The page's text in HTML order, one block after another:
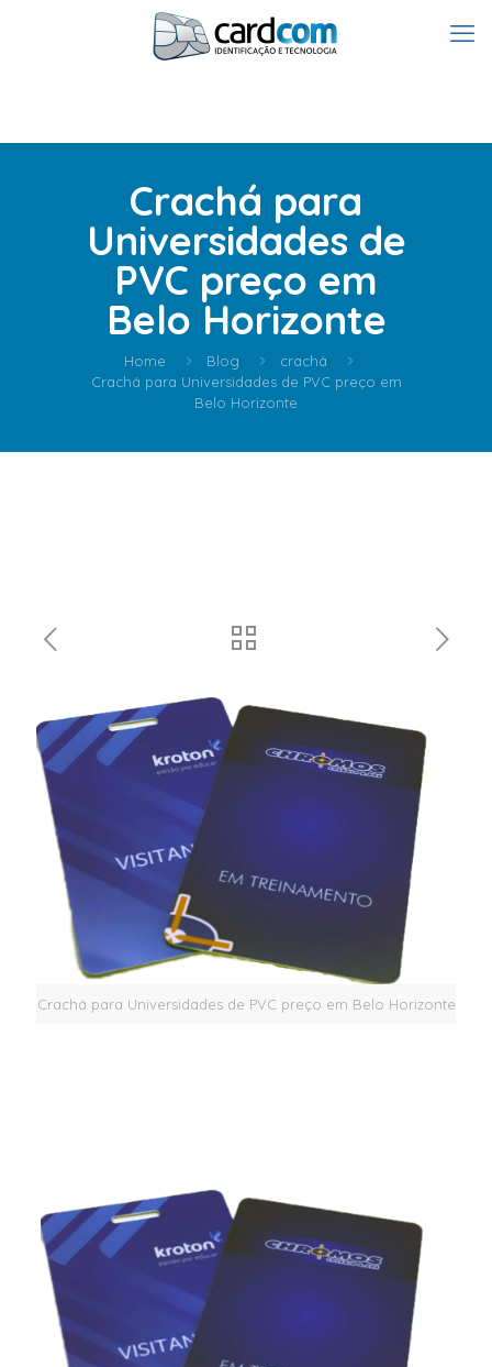
Crachá para
Universidades de
PVC preço em
Belo Horizonte
Home Blog
crachá
Crachá para Universidades de PVC preço em
Belo Horizonte
Crachá para Universidades de PVC preço em Belo Horizonte